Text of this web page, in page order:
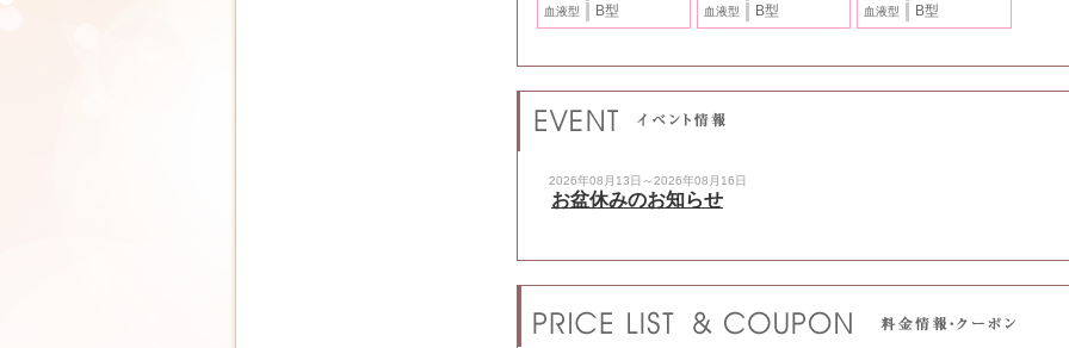
血液型 B型 血液型 B型 血液型 B型
2026年08月13日～2026年08月16日
お盆休みのお知らせ